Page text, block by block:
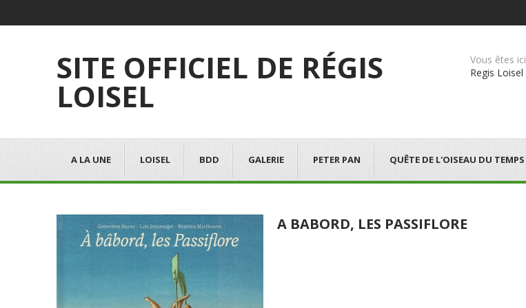
SITE OFFICIEL DE RÉGIS
LOISEL
Vous êtes ici
Regis Loisel
A LA UNE LOISEL BDD GALERIE PETER PAN QUÊTE DE L'OISEAU DU TEMPS
A BABORD, LES PASSIFLORE